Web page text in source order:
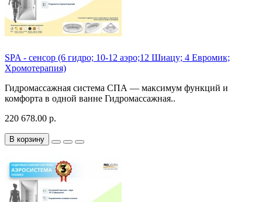
SPA - сенсор (6 гидро; 10-12 аэро;12 Шиацу; 4 Евромик;
Хромотерапия)
Гидромассажная система СПА — максимум функций и
комфорта в одной ванне Гидромассажная..
220 678.00 р.
В корзину